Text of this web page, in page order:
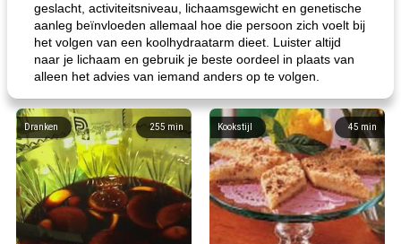
geslacht, activiteitsniveau, lichaamsgewicht en genetische
aanleg beïnvloeden allemaal hoe die persoon zich voelt bij
het volgen van een koolhydraatarm dieet. Luister altijd
naar je lichaam en gebruik je beste oordeel in plaats van
alleen het advies van iemand anders op te volgen.
255min
Dranken 45 min
Kookstijl